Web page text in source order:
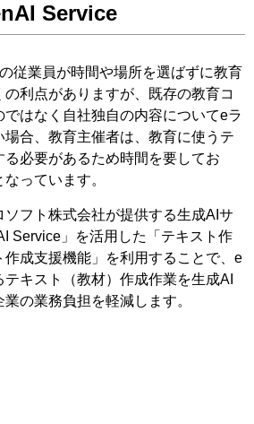
Service
従業員が時間や場所を選ばずに教育
利点がありますが、既存の教育コ
ではなく⾃社独⾃の内容についてeラ
合、教育主催者は、教育に使うテ
必要があるため時間を要してお
っています。
フト株式会社が提供する⽣成AIサ
Service」を活⽤した「テキスト作
作成⽀援機能」を利⽤することで、e
キスト（教材）作成作業を⽣成AI
の業務負担を軽減します。